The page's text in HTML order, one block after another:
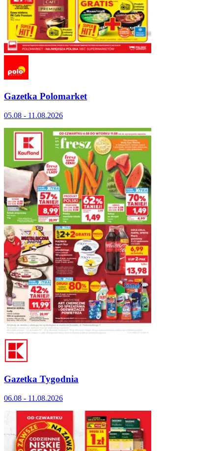
Gazetka Polomarket
05.08 - 11.08.2026
Gazetka Tygodnia
06.08 - 11.08.2026